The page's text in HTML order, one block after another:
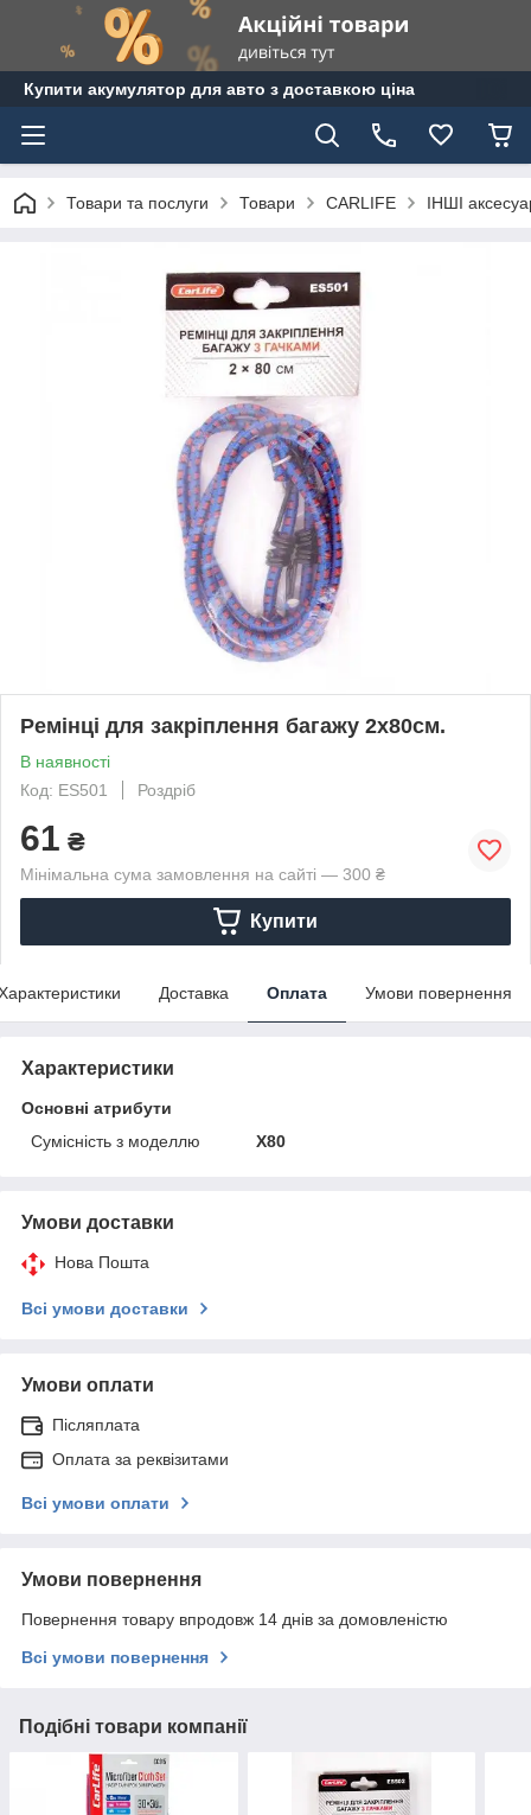
Купити акумулятор для авто з доставкою ціна
Товари та послуги Товари CARLIFE ІНШІ
Ремінці для закріплення багажу 2x80см.
В наявності
Код: ES501
Роздріб
61 ₴
Мінімальна сума замовлення на сайті — 300 ₴
Купити
Доставка Оплата Умови повернення
Характеристики
Основні атрибути
Сумісність з моделлю
X80
Умови доставки
Нова Пошта
Всі умови доставки
Умови оплати
Післяплата
Оплата за реквізитами
Всі умови оплати
Умови повернення
Повернення товару впродовж 14 днів за домовленістю
Всі умови повернення
Подібні товари компанії